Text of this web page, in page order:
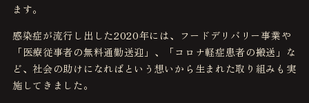
ます。
感染症が流行し出した2020年には、フードデリバリー事業や
「医療従事者の無料通勤送迎」、「コロナ軽症患者の搬送」な
ど、社会の助けになればという想いから生まれた取り組みも実
施してきました。